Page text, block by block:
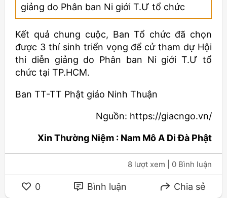
giảng do Phân ban Ni giới T.Ư tổ chức
Kết quả chung cuộc, Ban Tổ chức đã chọn
được 3 thí sinh triển vọng để cử tham dự Hội
thi diễn giảng do Phân ban Ni giới T.Ư tổ
chức tại TP.HCM.
Ban TT-TT Phật giáo Ninh Thuận
Nguồn: https://giacngo.vn/
Xin Thường Niệm : Nam Mô A Di Đà Phật
8 lượt xem | 0 Bình luận
0 Bình luận Chia sẻ